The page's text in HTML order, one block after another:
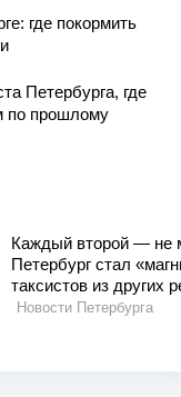
где покормить
Петербурга, где
по прошлому
Каждый второй — не
Петербург стал
таксистов из других
Новости Петербурга